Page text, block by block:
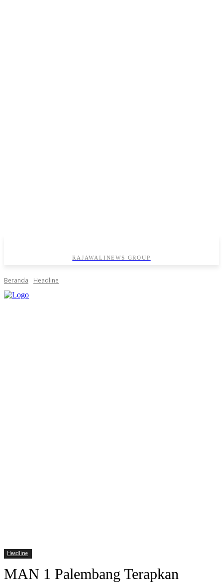
RAJAWALINEWS GROUP
Beranda Headline
Headline
MAN 1 Palembang Terapkan